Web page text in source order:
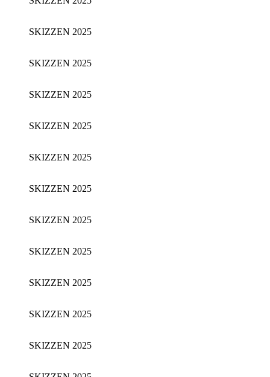
SKIZZEN 2025
SKIZZEN 2025
SKIZZEN 2025
SKIZZEN 2025
SKIZZEN 2025
SKIZZEN 2025
SKIZZEN 2025
SKIZZEN 2025
SKIZZEN 2025
SKIZZEN 2025
SKIZZEN 2025